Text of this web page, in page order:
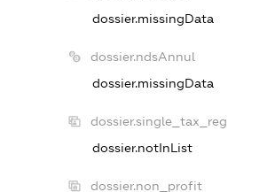
dossier.missingData
dossier.ndsAnnul
dossier.missingData
dossier.single_tax_reg
dossier.notInList
dossier.non_profit